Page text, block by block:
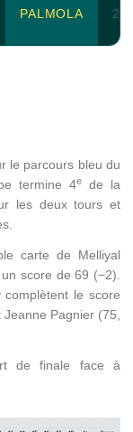
PALMOLA 2,5
le parcours bleu du
termine 4ede la
les deux tours et
carte de Melliyal
score de 69 (−2).
le score
Pagnier (75,
de finale face à